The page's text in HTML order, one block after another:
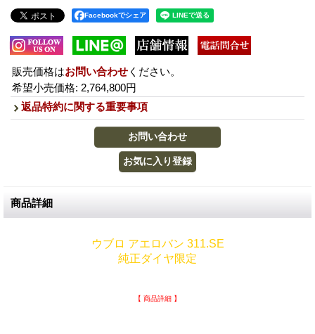
Facebookでシェア
販売価格はお問い合わせ ください。
希望小売価格: 2,764,800円
返品特約に関する重要事項
商品詳細
ウブロ アエロバン 311.SE
純正ダイヤ限定
【 商品詳細 】